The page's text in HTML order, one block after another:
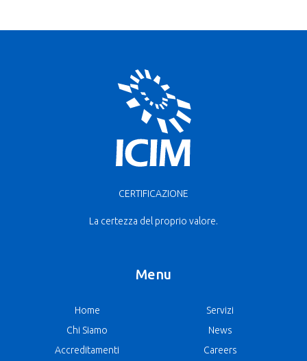
CERTIFICAZIONE
La certezza del proprio valore.
Menu
Home
Chi Siamo
Accreditamenti
Servizi
News
Careers